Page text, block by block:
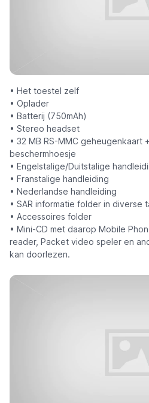
• Het toestel zelf
• Oplader
• Batterij (750mAh)
• Stereo headset
• 32 MB RS-MMC geheugenkaart
beschermhoesje
• Engelstalige/Duitstalige
• Franstalige handleiding
• Nederlandse handleiding
• SAR informatie folder in diverse
• Accessoires folder
• Mini-CD met daarop Mobile
reader, Packet video speler en
kan doorlezen.